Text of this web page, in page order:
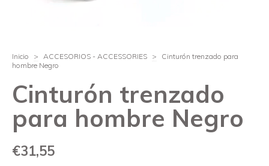
Inicio > ACCESORIOS - ACCESSORIES >
Cinturón trenzado para
hombre Negro
Cinturón trenzado
para hombre Negro
€31,55